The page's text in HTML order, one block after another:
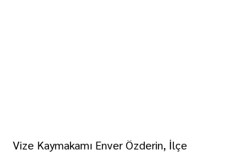
Vize Kaymakamı Enver Özderin, İlçe